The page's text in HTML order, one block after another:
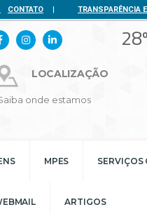
CONTATO | TRANSPARÊNCIA
28º
LOCALIZAÇÃO
onde estamos
MPES SERVIÇOS
ARTIGOS